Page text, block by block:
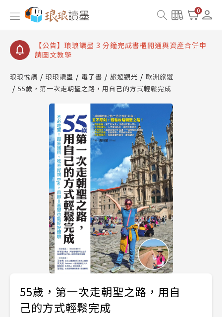
0
【公告】琅琅讀墨數位閱讀資產合併與書櫃開通申請
【公告】琅琅讀墨書櫃開通常見問題
【公告】琅琅讀墨 3 分鐘完成書櫃開通與資產合併申
請圖文教學
查詢
【公告】因 Readmoo 讀墨系統維護中，本站同步暫
停部分閱讀服務
琅琅悅讀 琅琅讀墨 電子書 旅遊觀光
歐洲旅遊
55歲，第一次走朝聖之路，用自己的方式輕鬆完成
55歲，第一次走朝聖之路，用自
己的方式輕鬆完成